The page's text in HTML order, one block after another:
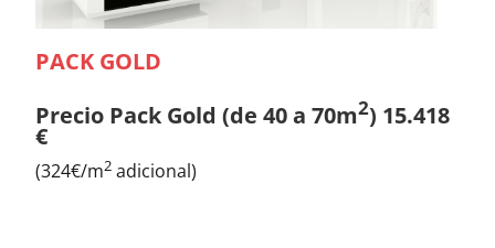
PACK GOLD
Precio Pack Gold (de 40 a 70m2) 15.418
€
(324€/m2 adicional)